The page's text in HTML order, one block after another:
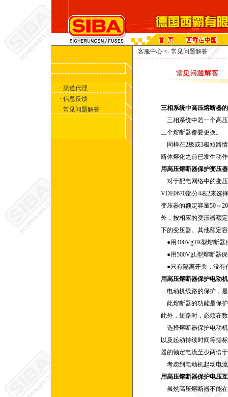
· 渠道代理
· 信息反馈
· 常见问题解答
·客服中心 <- 常见问题解答
三相系统中高压熔断器
三相系统中若一个高压
三个熔断器都要更换。
同样在2极或3极短路
断体熔化之前已发生动
用高压熔断器保护变压器
对于配电网络中的变
VDE0670部分4表2来选
变压器的额定容量50～
外，按相应的变压器额
下的变压器。其他额定
●用400VgTR型熔断器
●用500VgL型熔断器
●只有隔离开关，没有
用高压熔断器保护电动
电动机线路的保护，
此熔断器的功能是保
此外，短路时，必须在
选择熔断器保护电动
以及起动持续时间等指
器的额定电流至少两倍
考虑到电动机起动电
用高压熔断器保护电压
虽然高压熔断器不能